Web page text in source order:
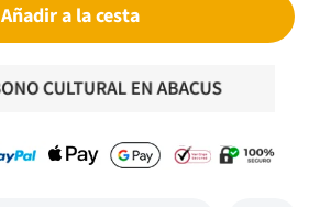
Añadir a la cesta